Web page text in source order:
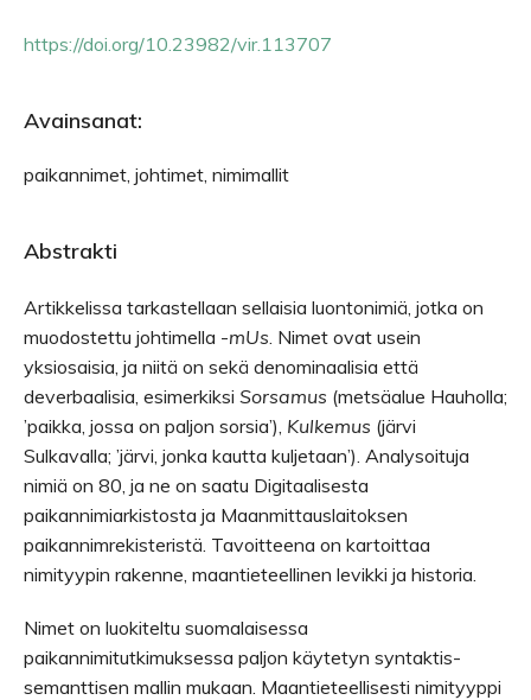
https://doi.org/10.23982/vir.113707
Avainsanat:
paikannimet, johtimet, nimimallit
Abstrakti
Artikkelissa tarkastellaan sellaisia luontonimiä, jotka on
muodostettu johtimella -mUs. Nimet ovat usein
yksiosaisia, ja niitä on sekä denominaalisia että
deverbaalisia, esimerkiksi Sorsamus (metsäalue Hauholla;
’paikka, jossa on paljon sorsia’), Kulkemus (järvi
Sulkavalla; ’järvi, jonka kautta kuljetaan’). Analysoituja
nimiä on 80, ja ne on saatu Digitaalisesta
paikannimiarkistosta ja Maanmittauslaitoksen
paikannimrekisteristä. Tavoitteena on kartoittaa
nimityypin rakenne, maantieteellinen levikki ja historia.
Nimet on luokiteltu suomalaisessa
paikannimitutkimuksessa paljon käytetyn syntaktis-
semanttisen mallin mukaan. Maantieteellisesti nimityyppi